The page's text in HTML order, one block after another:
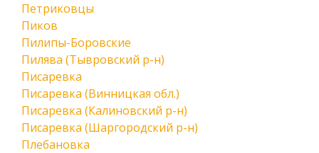
Петриковцы
Пиков
Пилипы-Боровские
Пилява (Тывровский р-н)
Писаревка
Писаревка (Винницкая обл.)
Писаревка (Калиновский р-н)
Писаревка (Шаргородский р-н)
Плебановка